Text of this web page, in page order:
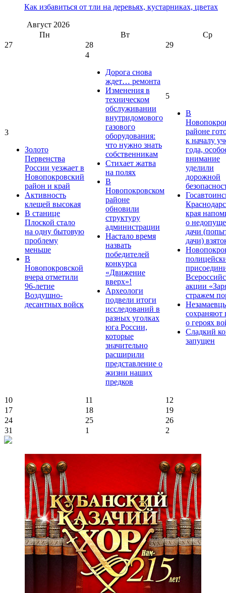
Как избавиться от тли на деревьях, кустарниках, цветах
Август 2026
Пн
Вт
Ср
27
28 29
3
Золото
Первенства
России уезжает в
Новопокровский
район и край
Активность
клещей высокая
В станице
Плоской стало
на одну бытовую
проблему
меньше
В
Новопокровской
вчера отметили
96-летие
Воздушно-
десантных войск
4
Дорога снова
ждет… ремонта
Изменения в
техническом
обслуживании
внутридомового
газового
оборудования:
что нужно знать
собственникам
Стихает жатва
на полях
В
Новопокровском
районе
обновили
структуру
администрации
Настало время
назвать
победителей
конкурса
«Движение
вверх»!
Археологи
подвели итоги
исследований в
разных уголках
юга России,
которые
значительно
расширили
представление о
жизни наших
предков
5
В
районе
к началу
года,
внимание
уделили
дорожной
края
о
дачи
дачи)
акции
стражем
сохраняют
о героях
Сладкий
запущен
10 11
12
17
18
19
24
25
26
31
1 2